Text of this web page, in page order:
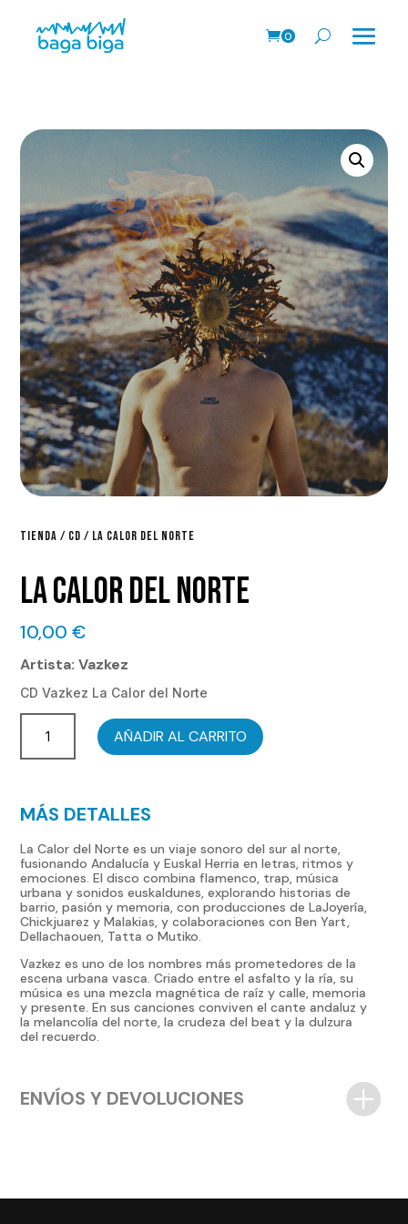
0
TIENDA / CD / LA CALOR DEL NORTE
LA CALOR DEL NORTE
10,00€
Artista: Vazkez
CD Vazkez La Calor del Norte
cantidad
AÑADIR AL CARRITO
MÁS DETALLES
La Calor del Norte es un viaje sonoro del sur al norte,
fusionando Andalucía y Euskal Herria en letras, ritmos y
emociones. El disco combina flamenco, trap, música
urbana y sonidos euskaldunes, explorando historias de
barrio, pasión y memoria, con producciones de LaJoyería,
Chickjuarez y Malakias, y colaboraciones con Ben Yart,
Dellachaouen, Tatta o Mutiko.
Vazkez es uno de los nombres más prometedores de la
escena urbana vasca. Criado entre el asfalto y la ría, su
música es una mezcla magnética de raíz y calle, memoria
y presente. En sus canciones conviven el cante andaluz y
la melancolía del norte, la crudeza del beat y la dulzura
del recuerdo.
ENVÍOS Y DEVOLUCIONES